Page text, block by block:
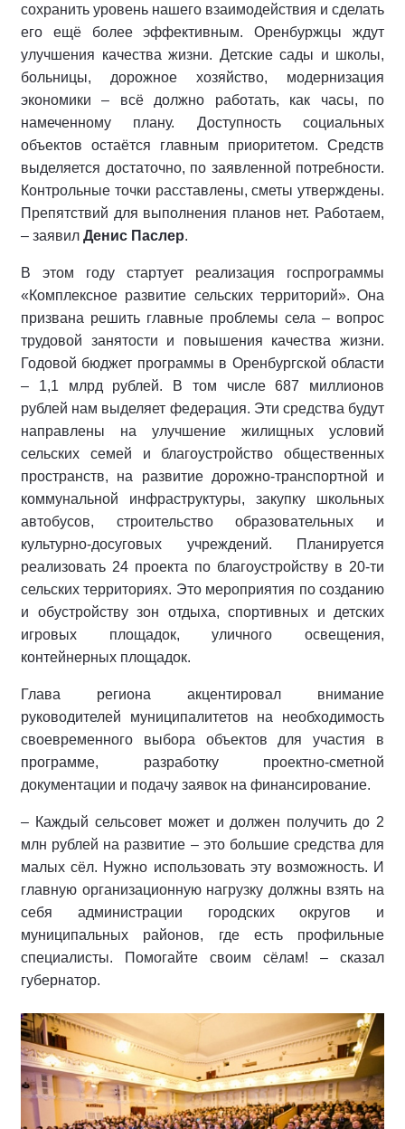
сохранить уровень нашего взаимодействия и сделать
его ещё более эффективным. Оренбуржцы ждут
улучшения качества жизни. Детские сады и школы,
больницы, дорожное хозяйство, модернизация
экономики – всё должно работать, как часы, по
намеченному плану. Доступность социальных
объектов остаётся главным приоритетом. Средств
выделяется достаточно, по заявленной потребности.
Контрольные точки расставлены, сметы утверждены.
Препятствий для выполнения планов нет. Работаем,
– заявил Денис Паслер.
В этом году стартует реализация госпрограммы
«Комплексное развитие сельских территорий». Она
призвана решить главные проблемы села – вопрос
трудовой занятости и повышения качества жизни.
Годовой бюджет программы в Оренбургской области
– 1,1 млрд рублей. В том числе 687 миллионов
рублей нам выделяет федерация. Эти средства будут
направлены на улучшение жилищных условий
сельских семей и благоустройство общественных
пространств, на развитие дорожно-транспортной и
коммунальной инфраструктуры, закупку школьных
автобусов, строительство образовательных и
культурно-досуговых учреждений. Планируется
реализовать 24 проекта по благоустройству в 20-ти
сельских территориях. Это мероприятия по созданию
и обустройству зон отдыха, спортивных и детских
игровых площадок, уличного освещения,
контейнерных площадок.
Глава региона акцентировал внимание
руководителей муниципалитетов на необходимость
своевременного выбора объектов для участия в
программе, разработку проектно-сметной
документации и подачу заявок на финансирование.
– Каждый сельсовет может и должен получить до 2
млн рублей на развитие – это большие средства для
малых сёл. Нужно использовать эту возможность. И
главную организационную нагрузку должны взять на
себя администрации городских округов и
муниципальных районов, где есть профильные
специалисты. Помогайте своим сёлам! – сказал
губернатор.